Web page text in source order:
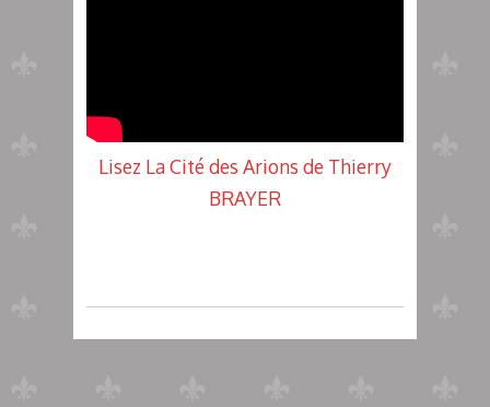
Lisez La Cité des Arions de Thierry
BRAYER